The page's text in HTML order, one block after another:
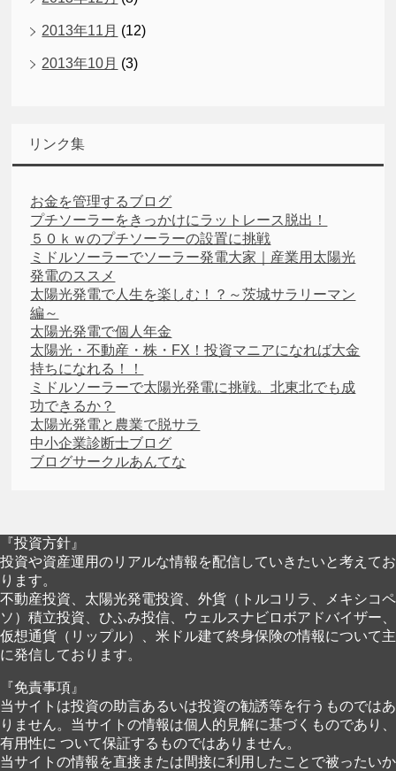
2013年11月 (12)
2013年10月 (3)
リンク集
お金を管理するブログ
プチソーラーをきっかけにラットレース脱出！
５０ｋｗのプチソーラーの設置に挑戦
ミドルソーラーでソーラー発電大家｜産業用太陽光
発電のススメ
太陽光発電で人生を楽しむ！？～茨城サラリーマン
編～
太陽光発電で個人年金
太陽光・不動産・株・FX！投資マニアになれば大金
持ちになれる！！
ミドルソーラーで太陽光発電に挑戦。北東北でも成
功できるか？
太陽光発電と農業で脱サラ
中小企業診断士ブログ
ブログサークルあんてな
『投資方針』
投資や資産運用のリアルな情報を配信していきたいと考えてお
ります。
不動産投資、太陽光発電投資、外貨（トルコリラ、メキシコペ
ソ）積立投資、ひふみ投信、ウェルスナビロボアドバイザー、
仮想通貨（リップル）、米ドル建て終身保険の情報について主
に発信しております。
『免責事項』
当サイトは投資の助言あるいは投資の勧誘等を行うものではあ
りません。当サイトの情報は個人的見解に基づくものであり、
有用性に ついて保証するものではありません。
当サイトの情報を直接または間接に利用したことで被ったいか